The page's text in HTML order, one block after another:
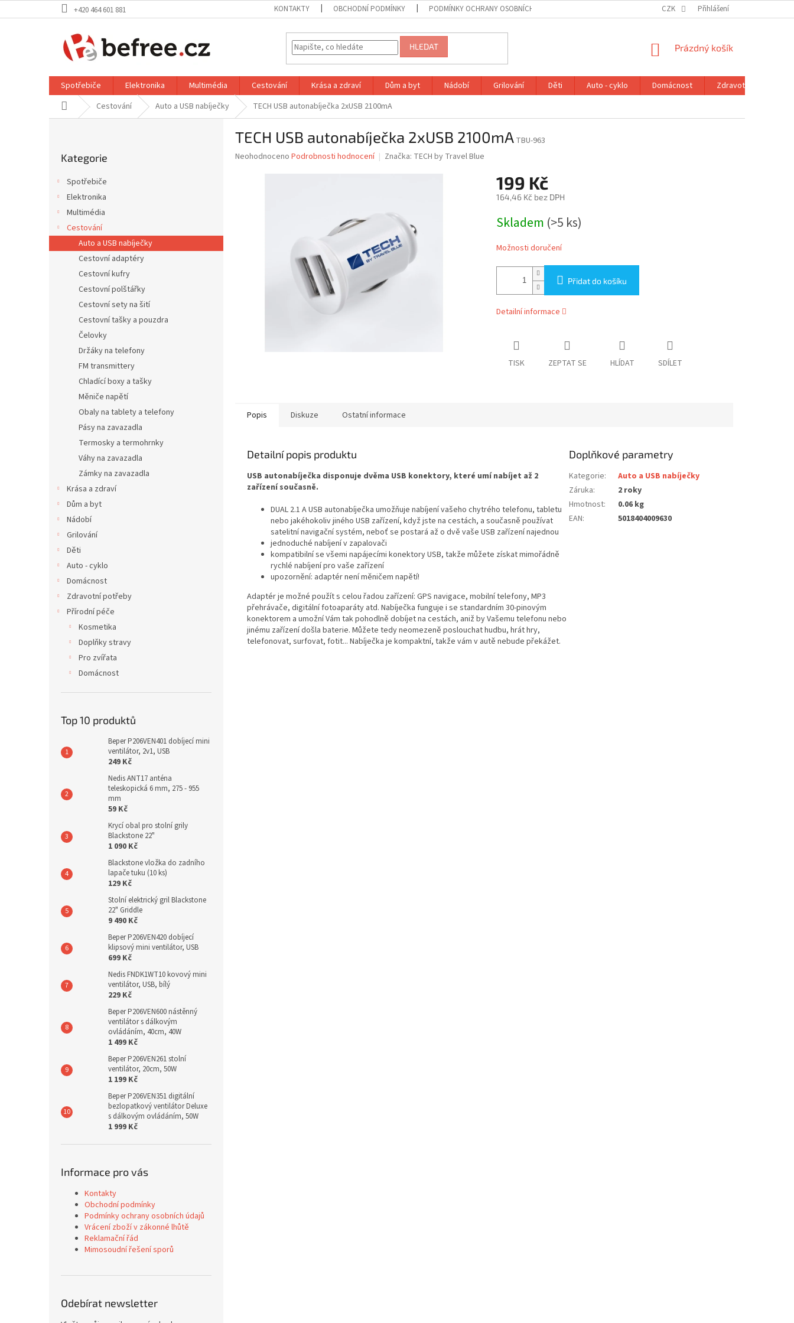
na
+420 464 601 881 KONTAKTY OBCHODNÍ PODMÍNKY PODMÍNKY OCHRANY OSOBNÍCH ÚDAJŮ VRÁCENÍ ZBOŽÍ V ZÁKONNÉ LHŮTĚ REKLAMAČNÍ ŘÁD
CZK Přihlášení
HLEDAT
NÁKUPNÍ
Prázdný košík
Spotřebiče Elektronika Multimédia Cestování Krása a zdraví Dům a byt Nádobí Grilování Děti Auto - cyklo Domácnost
Zdravotní potřeby
Domů Cestování Auto a USB nabíječky TECH USB autonabíječka 2xUSB 2100mA
a
kategorie
Kategorie
Spotřebiče
Elektronika
Multimédia
Cestování
Auto a USB nabíječky
Cestovní adaptéry
Cestovní kufry
Cestovní polštářky
Cestovní sety na šití
Cestovní tašky a pouzdra
Čelovky
Držáky na telefony
FM transmittery
Chladící boxy a tašky
Měniče napětí
Obaly na tablety a telefony
Pásy na zavazadla
Termosky a termohrnky
Váhy na zavazadla
Zámky na zavazadla
Krása a zdraví
Dům a byt
Nádobí
Grilování
Děti
Auto - cyklo
Domácnost
Zdravotní potřeby
Přírodní péče
Kosmetika
Doplňky stravy
Pro zvířata
Domácnost
Top 10 produktů
Beper P206VEN401 dobíjecí mini
ventilátor, 2v1, USB
249 Kč
Nedis ANT17 anténa
teleskopická 6 mm, 275 - 955
mm
59 Kč
Krycí obal pro stolní grily
Blackstone 22"
1 090 Kč
Blackstone vložka do zadního
lapače tuku (10 ks)
129 Kč
Stolní elektrický gril Blackstone
22" Griddle
9 490 Kč
Beper P206VEN420 dobíjecí
klipsový mini ventilátor, USB
699 Kč
Nedis FNDK1WT10 kovový mini
ventilátor, USB, bílý
229 Kč
Beper P206VEN600 nástěnný
ventilátor s dálkovým
ovládáním, 40cm, 40W
1 499 Kč
Beper P206VEN261 stolní
ventilátor, 20cm, 50W
1 199 Kč
Beper P206VEN351 digitální
bezlopatkový ventilátor Deluxe
s dálkovým ovládáním, 50W
1 999 Kč
Informace pro vás
Kontakty
Obchodní podmínky
Podmínky ochrany osobních údajů
Vrácení zboží v zákonné lhůtě
Reklamační řád
Mimosoudní řešení sporů
Odebírat newsletter
TECH USB autonabíječka 2xUSB 2100mA TBU-963
Průměrné
Neohodnoceno Podrobnosti hodnocení Značka: TECH by Travel Blue
199 Kč
164,46 Kč bez DPH
cena:
Skladem (>5 ks)
Možnosti doručení
Přidat do košíku
Detailní informace
TISK ZEPTAT SE HLÍDAT SDÍLET
Popis Diskuze Ostatní informace
Detailní popis produktu
USB autonabíječka disponuje dvěma USB konektory, které umí nabíjet až 2
zařízení současně.
DUAL 2.1 A USB autonabíječka umožňuje nabíjení vašeho chytrého telefonu, tabletu
nebo jakéhokoliv jiného USB zařízení, když jste na cestách, a současně používat
satelitní navigační systém, neboť se postará až o dvě vaše USB zařízení najednou
jednoduché nabíjení v zapalovači
kompatibilní se všemi napájecími konektory USB, takže můžete získat mimořádně
rychlé nabíjení pro vaše zařízení
upozornění: adaptér není měničem napětí!
Adaptér je možné použít s celou řadou zařízení: GPS navigace, mobilní telefony, MP3
přehrávače, digitální fotoaparáty atd. Nabíječka funguje i se standardním 30-pinovým
konektorem a umožní Vám tak pohodlně dobíjet na cestách, aniž by Vašemu telefonu nebo
jinému zařízení došla baterie. Můžete tedy neomezeně poslouchat hudbu, hrát hry,
telefonovat, surfovat, fotit... Nabíječka je kompaktní, takže vám v autě nebude překážet.
Doplňkové parametry
Kategorie:
Auto a USB nabíječky
Záruka:
2 roky
Hmotnost:
0.06 kg
EAN: 5018404009630